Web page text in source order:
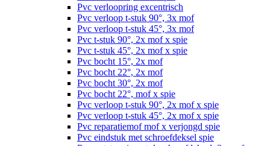
Pvc verloopring excentrisch
Pvc verloop t-stuk 90°, 3x mof
Pvc verloop t-stuk 45°, 3x mof
Pvc t-stuk 90°, 2x mof x spie
Pvc t-stuk 45°, 2x mof x spie
Pvc bocht 15°, 2x mof
Pvc bocht 22°, 2x mof
Pvc bocht 30°, 2x mof
Pvc bocht 22°, mof x spie
Pvc verloop t-stuk 90°, 2x mof x spie
Pvc verloop t-stuk 45°, 2x mof x spie
Pvc reparatiemof mof x verjongd spie
Pvc eindstuk met schroefdeksel spie